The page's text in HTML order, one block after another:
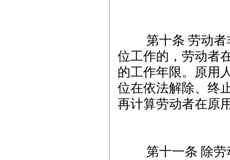
第十条 劳动者非
位工作的，劳动者
的工作年限。原用
位在依法解除、终
再计算劳动者在原
第十一条 除劳动